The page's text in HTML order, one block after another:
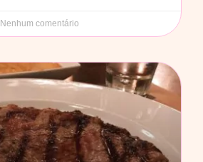
Nenhum comentário